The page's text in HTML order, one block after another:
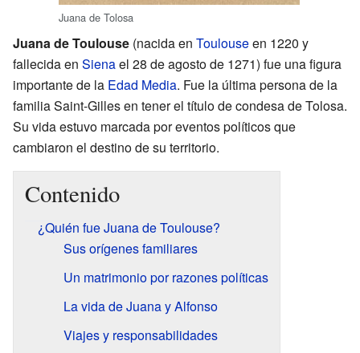
Juana de Tolosa
Juana de Toulouse (nacida en Toulouseen 1220 y
fallecida en Sienael 28 de agosto de 1271) fue una figura
importante de la Edad Media. Fue la última persona de la
familia Saint-Gilles en tener el título de condesa de Tolosa.
Su vida estuvo marcada por eventos políticos que
cambiaron el destino de su territorio.
Contenido
¿Quién fue Juana de Toulouse?
Sus orígenes familiares
Un matrimonio por razones políticas
La vida de Juana y Alfonso
Viajes y responsabilidades